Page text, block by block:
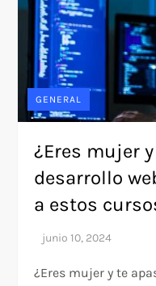
GENERAL
¿Eres mujer
desarrollo
a estos
¿Eres mujer y te